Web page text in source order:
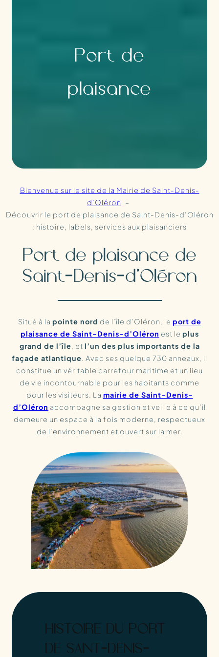
Port de
plaisance
Bienvenue sur le site de la Mairie de Saint-Denis-
d’Oléron
Découvrir le port de plaisance de Saint-Denis-d’Oléron
: histoire, labels, services aux plaisanciers
Port de plaisance de
Saint-Denis-d’Oléron
Situé à la pointe nord de l’île d’Oléron, le port de
plaisance de Saint-Denis-d’Oléron est le plus
grand de l’île, et l’un des plus importants de la
façade atlantique. Avec ses quelque 730 anneaux, il
constitue un véritable carrefour maritime et un lieu
de vie incontournable pour les habitants comme
pour les visiteurs. La mairie de Saint-Denis-
d’Oléron accompagne sa gestion et veille à ce qu’il
demeure un espace à la fois moderne, respectueux
de l’environnement et ouvert sur la mer.
HISTOIRE DU PORT
DE SAINT-DENIS-